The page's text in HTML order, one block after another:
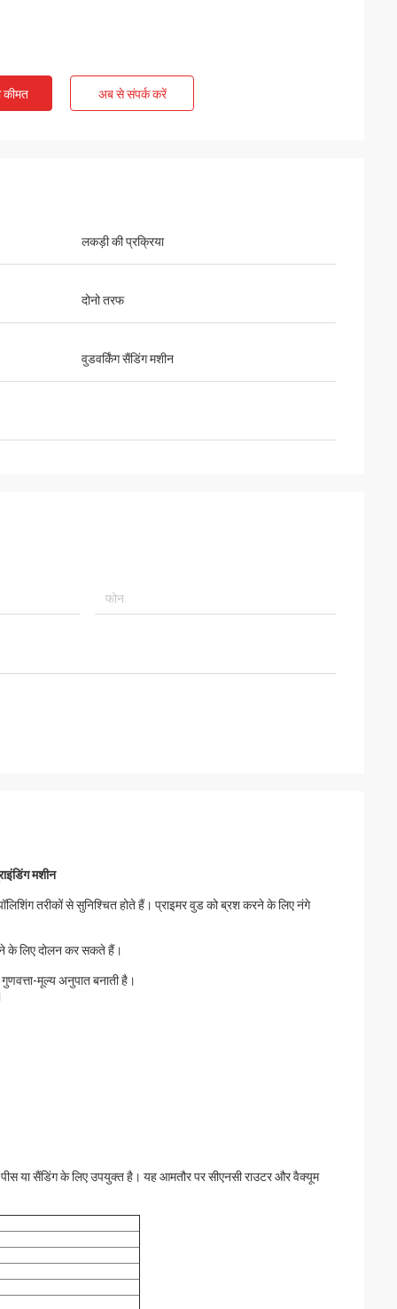
कीमत अब से संपर्क करें
लकड़ी की प्रक्रिया
दोनो तरफ
वुडवर्किंग सैंडिंग मशीन
मशीन
तरीकों से सुनिश्चित होते हैं। प्राइमर वुड को ब्रश करने के लिए नंगे
के लिए दोलन कर सकते हैं।
मूल्य अनुपात बनाती है।
या सैंडिंग के लिए उपयुक्त है। यह आमतौर पर सीएनसी राउटर और वैक्यूम